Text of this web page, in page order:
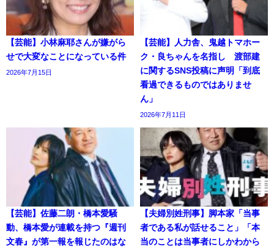
【芸能】小林麻耶さんが嫌がら
せで大変なことになっている件
2026年7月15日
【芸能】人力舎、鬼越トマホー
ク・良ちゃんを名指し 渡部建
に関するSNS投稿に声明「到底
看過できるものではありませ
ん」
2026年7月11日
【芸能】佐藤二朗・橋本愛騒
動、橋本愛が連載を持つ『週刊
文春』が第一報を報じたのはな
【夫婦別姓刑事】脚本家「当事
者である私が話せること」「本
当のことは当事者にしかわから